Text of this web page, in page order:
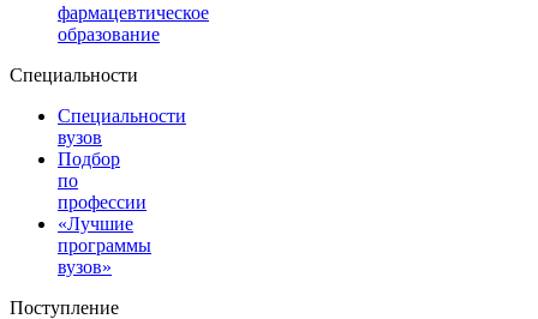
фармацевтическое
образование
Специальности
Специальности
вузов
Подбор
по
профессии
«Лучшие
программы
вузов»
Поступление